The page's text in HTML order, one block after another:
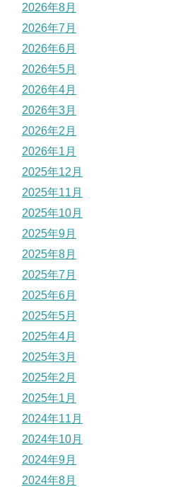
2026年8月
2026年7月
2026年6月
2026年5月
2026年4月
2026年3月
2026年2月
2026年1月
2025年12月
2025年11月
2025年10月
2025年9月
2025年8月
2025年7月
2025年6月
2025年5月
2025年4月
2025年3月
2025年2月
2025年1月
2024年11月
2024年10月
2024年9月
2024年8月